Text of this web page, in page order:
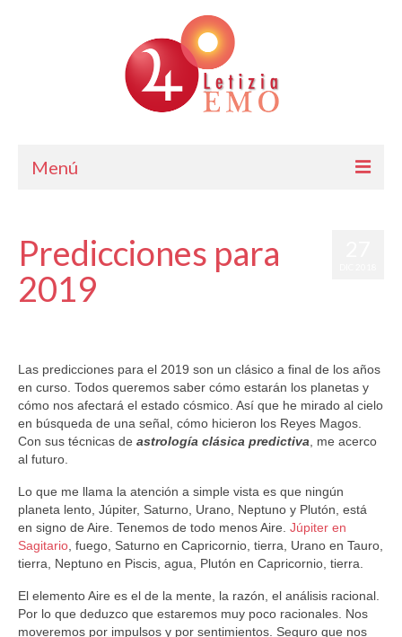
Menú
Cursos de Astrología
Consulta
Letizia Emo
Contáctame
Predicciones para
2019
Las predicciones para el 2019 son un clásico a final de los años
en curso. Todos queremos saber cómo estarán los planetas y
cómo nos afectará el estado cósmico. Así que he mirado al cielo
en búsqueda de una señal, cómo hicieron los Reyes Magos.
Con sus técnicas de astrología clásica predictiva , me acerco
al futuro.
Lo que me llama la atención a simple vista es que ningún
planeta lento, Júpiter, Saturno, Urano, Neptuno y Plutón, está
en signo de Aire. Tenemos de todo menos Aire. Júpiter en
Sagitario , fuego, Saturno en Capricornio, tierra, Urano en Tauro,
tierra, Neptuno en Piscis, agua, Plutón en Capricornio, tierra.
El elemento Aire es el de la mente, la razón, el análisis racional.
Por lo que deduzco que estaremos muy poco racionales. Nos
moveremos por impulsos y por sentimientos. Seguro que nos